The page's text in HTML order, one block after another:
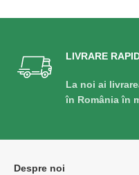
LIVRARE
La noi ai
în România în
Despre noi